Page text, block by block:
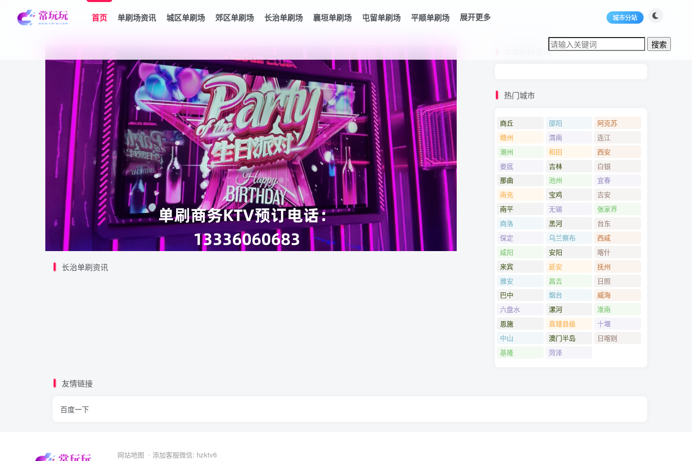
首页 单刷场资讯 城区单刷场 郊区单刷场 长治单刷场 襄垣单刷场 屯留单刷场 平顺单刷场 展开更多 城市分站
长治单刷资讯
长治热榜资讯
热门城市
商丘 邵阳
阿克苏
赣州
渭南
连江
潮州
和田
西安
娄底
吉林
白银
那曲
池州
宜春
南充
宝鸡
吉安
南平
无锡
张家界
商洛
黑河
台东
保定
乌兰察布
西咸
咸阳
安阳
喀什
来宾
延安
抚州
雅安
昌吉
日照
巴中
烟台
威海
六盘水
漯河
淮南
恩施
直辖县级
十堰
中山
澳门半岛
日喀则
基隆
菏泽
友情链接
百度一下
网站地图 · 添加客服微信: hzktv6